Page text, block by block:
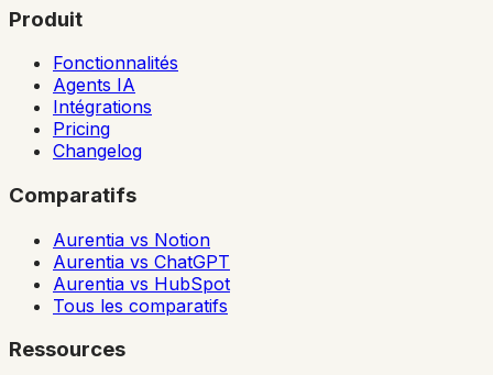
Produit
Fonctionnalités
Agents IA
Intégrations
Pricing
Changelog
Comparatifs
Aurentia vs Notion
Aurentia vs ChatGPT
Aurentia vs HubSpot
Tous les comparatifs
Ressources